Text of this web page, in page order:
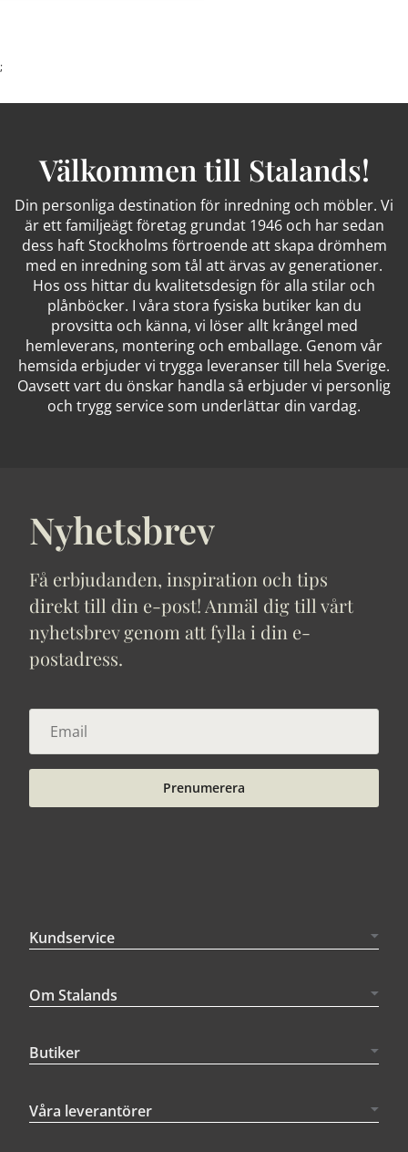
;
Välkommen till Stalands!
Din personliga destination för inredning och möbler. Vi
är ett familjeägt företag grundat 1946 och har sedan
dess haft Stockholms förtroende att skapa drömhem
med en inredning som tål att ärvas av generationer.
Hos oss hittar du kvalitetsdesign för alla stilar och
plånböcker. I våra stora fysiska butiker kan du
provsitta och känna, vi löser allt krångel med
hemleverans, montering och emballage. Genom vår
hemsida erbjuder vi trygga leveranser till hela Sverige.
Oavsett vart du önskar handla så erbjuder vi personlig
och trygg service som underlättar din vardag.
Nyhetsbrev
Få erbjudanden, inspiration och tips
direkt till din e-post! Anmäl dig till vårt
nyhetsbrev genom att fylla i din e-
postadress.
Prenumerera
Kundservice
Om Stalands
Butiker
Våra leverantörer